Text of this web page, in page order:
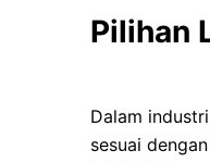
Pilihan
Dalam
sesuai